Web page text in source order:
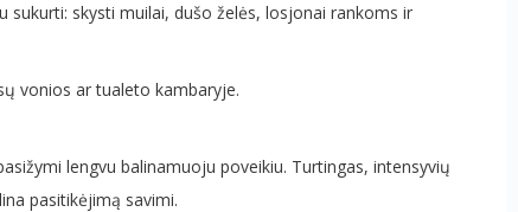
sukurti: skysti muilai, dušo želės, losjonai rankoms ir
vonios ar tualeto kambaryje.
lengvu balinamuoju poveikiu. Turtingas, intensyvių
pasitikėjimą savimi.